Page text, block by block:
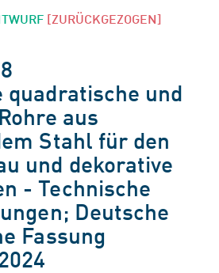
[ZURÜCKGEZOGEN]
quadratische und
aus
Stahl für den
und dekorative
- Technische
Deutsche
Fassung